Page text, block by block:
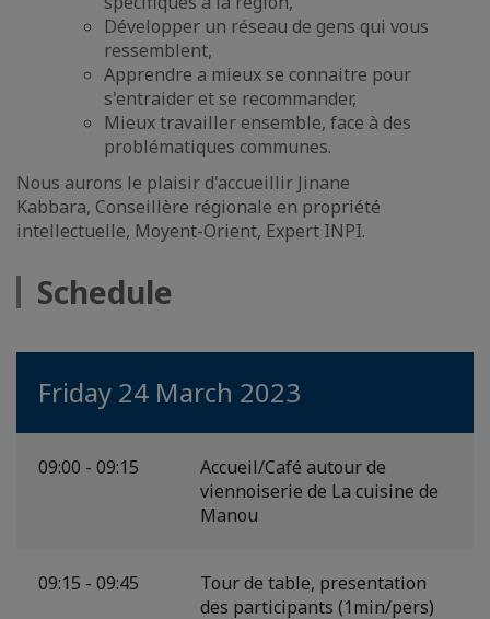
Développer un réseau de gens qui vous
ressemblent,
Apprendre a mieux se connaitre pour
s'entraider et se recommander,
Mieux travailler ensemble, face à des
problématiques communes.
Nous aurons le plaisir d'accueillir Jinane
Kabbara, Conseillère régionale en propriété
intellectuelle, Moyent-Orient, Expert INPI.
Schedule
Friday 24 March 2023
09:00 - 09:15
Accueil/Café autour de
viennoiserie de La cuisine de
Manou
09:15 - 09:45
Tour de table, presentation
des participants (1min/pers)